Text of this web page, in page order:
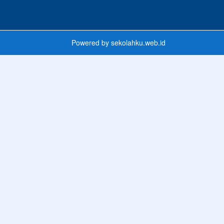
Powered by sekolahku.web.id